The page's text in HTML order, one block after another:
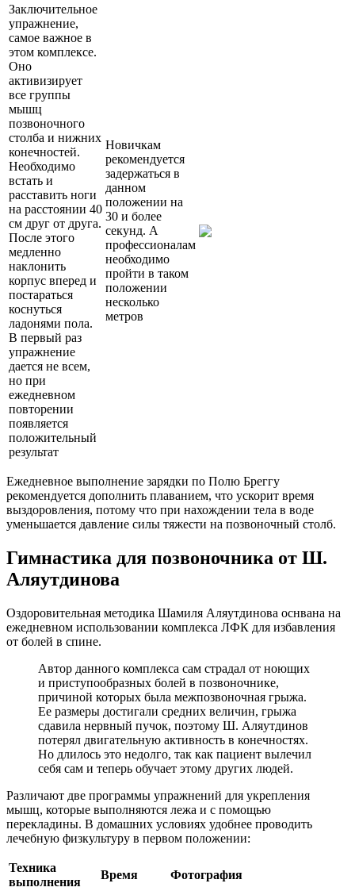
Заключительное
упражнение,
самое важное в
этом комплексе.
Оно
активизирует
все группы
мышц
позвоночного
столба и нижних
конечностей.
Необходимо
встать и
расставить ноги
на расстоянии 40
см друг от друга.
После этого
медленно
наклонить
корпус вперед и
постараться
коснуться
ладонями пола.
В первый раз
упражнение
дается не всем,
но при
ежедневном
повторении
появляется
положительный
результат
Новичкам
рекомендуется
задержаться в
данном
положении на
30 и более
секунд. А
профессионалам
необходимо
пройти в таком
положении
несколько
метров
Ежедневное выполнение зарядки по Полю Бреггу
рекомендуется дополнить плаванием, что ускорит время
выздоровления, потому что при нахождении тела в воде
уменьшается давление силы тяжести на позвоночный столб.
Гимнастика для позвоночника от Ш.
Аляутдинова
Оздоровительная методика Шамиля Аляутдинова оснвана на
ежедневном использовании комплекса ЛФК для избавления
от болей в спине.
Автор данного комплекса сам страдал от ноющих
и приступообразных болей в позвоночнике,
причиной которых была межпозвоночная грыжа.
Ее размеры достигали средних величин, грыжа
сдавила нервный пучок, поэтому Ш. Аляутдинов
потерял двигательную активность в конечностях.
Но длилось это недолго, так как пациент вылечил
себя сам и теперь обучает этому других людей.
Различают две программы упражнений для укрепления
мышц, которые выполняются лежа и с помощью
перекладины. В домашних условиях удобнее проводить
лечебную физкультуру в первом положении:
Техника
выполнения
Время
Фотография